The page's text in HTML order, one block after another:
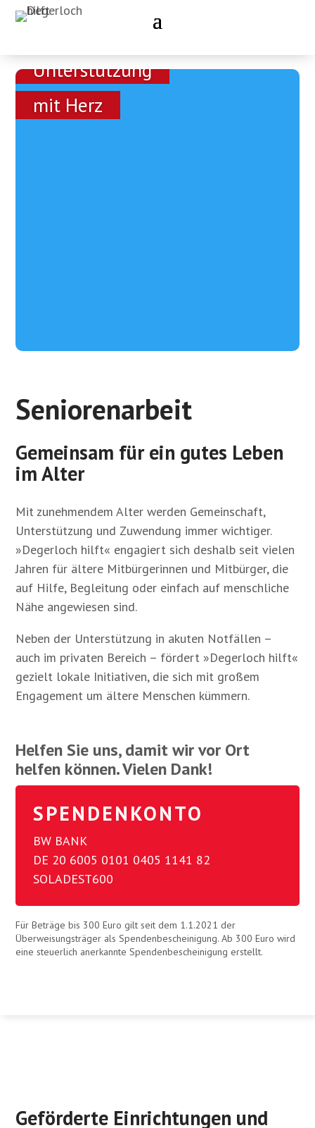
Unterstützung
mit Herz
Seniorenarbeit
Gemeinsam für ein gutes Leben
im Alter
Mit zunehmendem Alter werden Gemeinschaft,
Unterstützung und Zuwendung immer wichtiger.
»Degerloch hilft« engagiert sich deshalb seit vielen
Jahren für ältere Mitbürgerinnen und Mitbürger, die
auf Hilfe, Begleitung oder einfach auf menschliche
Nähe angewiesen sind.
Neben der Unterstützung in akuten Notfällen –
auch im privaten Bereich – fördert »Degerloch hilft«
gezielt lokale Initiativen, die sich mit großem
Engagement um ältere Menschen kümmern.
Helfen Sie uns, damit wir vor Ort
helfen können. Vielen Dank!
SPENDENKONTO
BW BANK
DE 20 6005 0101 0405 1141 82
SOLADEST600
Für Beträge bis 300 Euro gilt seit dem 1.1.2021 der
Überweisungsträger als Spendenbescheinigung. Ab 300 Euro wird
eine steuerlich anerkannte Spendenbescheinigung erstellt.
Geförderte Einrichtungen und